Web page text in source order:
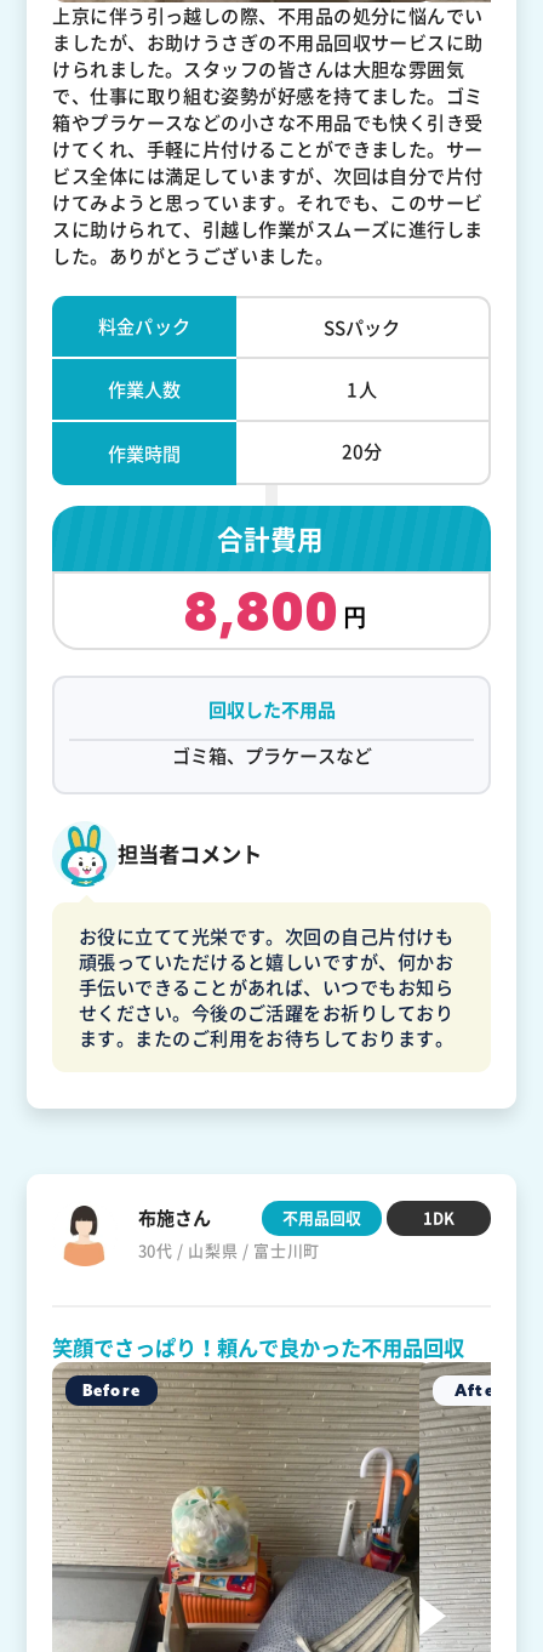
上京に伴う引っ越しの際、不用品の処分に悩んでい
ましたが、お助けうさぎの不用品回収サービスに助
けられました。スタッフの皆さんは大胆な雰囲気
で、仕事に取り組む姿勢が好感を持てました。ゴミ
箱やプラケースなどの小さな不用品でも快く引き受
けてくれ、手軽に片付けることができました。サー
ビス全体には満足していますが、次回は自分で片付
けてみようと思っています。それでも、このサービ
スに助けられて、引越し作業がスムーズに進行しま
した。ありがとうございました。
料金パック SSパック
作業人数 1人
作業時間 20分
合計費用
8,800
回収した不用品
ゴミ箱、プラケースなど
担当者コメント
お役に立てて光栄です。次回の自己片付けも
頑張っていただけると嬉しいですが、何かお
手伝いできることがあれば、いつでもお知ら
せください。今後のご活躍をお祈りしており
ます。またのご利用をお待ちしております。
布施さん
30代 / 山梨県 / 富士川町
不用品回収 1DK
笑顔でさっぱり！頼んで良かった不用品回収